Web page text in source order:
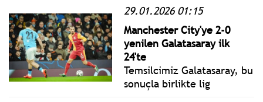
maçında karşılaştığı
deplasmanda 1-1 berabere
kalarak play-off turuna
yükseldi.
29.01.2026 01:15
Manchester City'ye 2-0
yenilen Galatasaray ilk
24'te
Temsilcimiz Galatasaray, bu
sonuçla birlikte lig